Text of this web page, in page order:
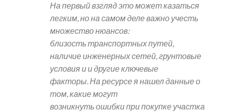
На первый взгляд это может казаться
легким, но на самом деле важно учесть
множество нюансов:
близость транспортных путей,
наличие инженерных сетей, грунтовые
условия и и другие ключевые
факторы. На ресурсе я нашел данные о
том, какие могут
возникнуть ошибки при покупке участка